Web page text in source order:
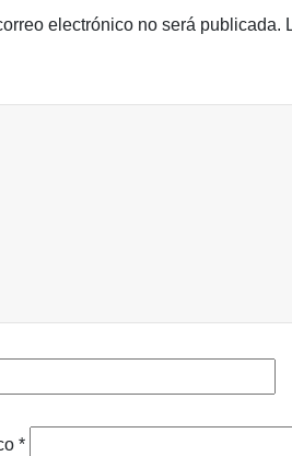
electrónico no será publicada.
*